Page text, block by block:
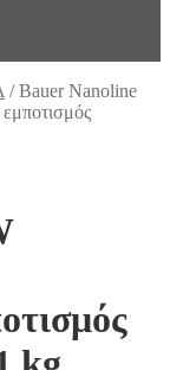
/Bauer Nanoline